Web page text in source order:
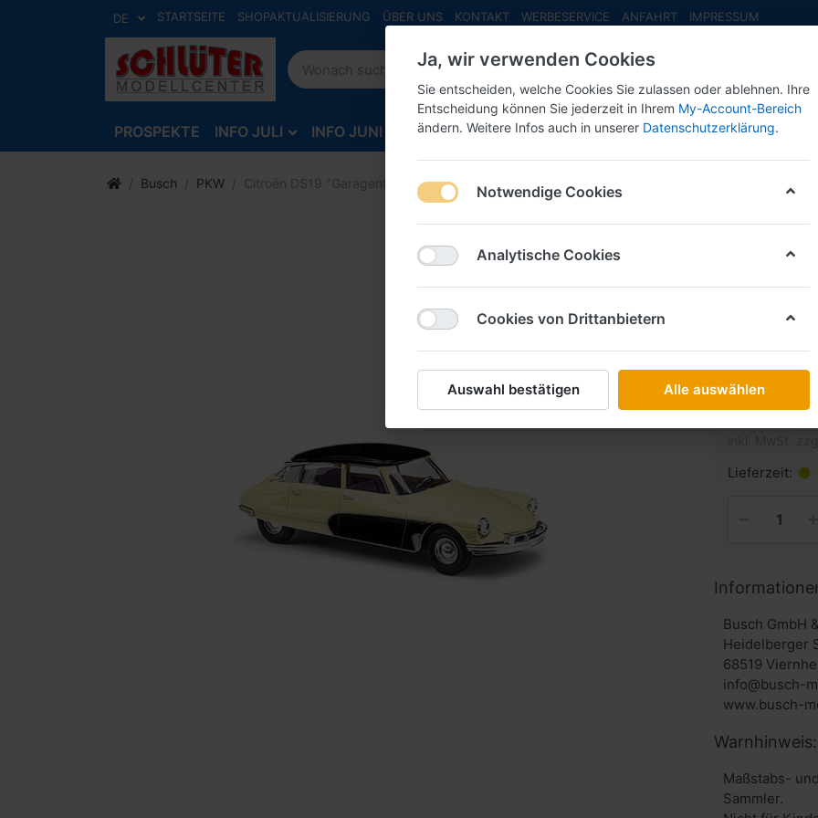
DE STARTSEITE SHOPAKTUALISIERUNG ÜBER UNS KONTAKT WERBESERVICE ANFAHRT IMPRESSUM
PROSPEKTE INFO JULI INFO JUNI INFO MAI NEU EINGETROFFEN NEUHEITEN
Busch PKW Citroën DS19 "Garagenfund" -1:87-
Busch
-1:87-
23,00
Lieferzeit:
Busch GmbH
Heidelberger
68519
info@busch-
www.busch-
Warnhinweis:
Maßstabs-
Sammler.
Ja, wir verwenden Cookies
Sie entscheiden, welche Cookies Sie zulassen oder ablehnen. Ihre
Entscheidung können Sie jederzeit in Ihrem My-Account-Bereich
ändern. Weitere Infos auch in unserer Datenschutzerklärung.
Notwendige Cookies
Analytische Cookies
Cookies von Drittanbietern
Auswahl bestätigen Alle auswählen